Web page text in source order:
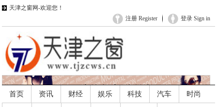
天津之窗网-欢迎您！
登录 Sign in
注册 Register
首页 资讯 财经 娱乐 科技 汽车 时尚